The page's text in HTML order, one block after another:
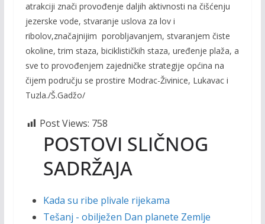
atrakciji znači provođenje daljih aktivnosti na čišćenju
jezerske vode, stvaranje uslova za lov i
ribolov,značajnijim porobljavanjem, stvaranjem čiste
okoline, trim staza, biciklističkih staza, uređenje plaža, a
sve to provođenjem zajedničke strategije općina na
čijem području se prostire Modrac-Živinice, Lukavac i
Tuzla./Š.Gadžo/
Post Views: 758
POSTOVI SLIČNOG
SADRŽAJA
Kada su ribe plivale rijekama
Tešanj - obilježen Dan planete Zemlje